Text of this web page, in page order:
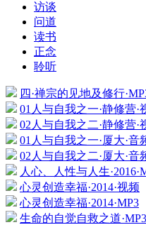
访谈
问道
读书
正念
聆听
四·禅宗的见地及修行
01人与自我之一·静修营·
02人与自我之二·静修营·
01人与自我之一·厦大·音
02人与自我之二·厦大·音
人心、人性与人生
心灵创造幸福·2014·视频
心灵创造幸福·2014·MP3
生命的自觉自救之道·MP3